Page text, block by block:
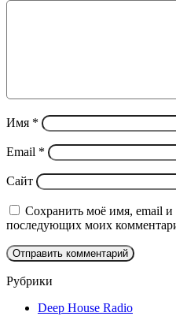
Имя *
Email *
Сайт
Сохранить моё имя, email и
последующих моих
Рубрики
Deep House Radio